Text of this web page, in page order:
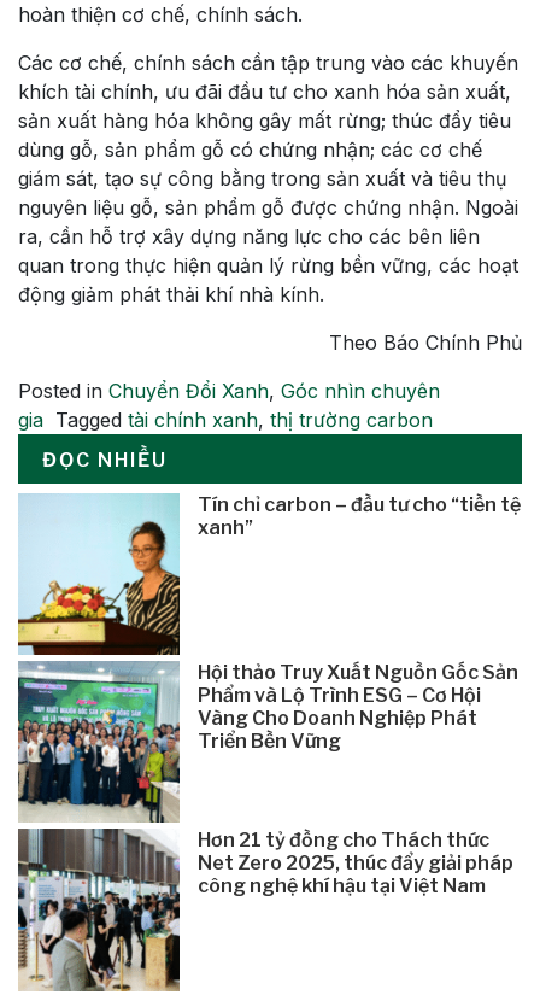
hoàn thiện cơ chế, chính sách.
Các cơ chế, chính sách cần tập trung vào các khuyến
khích tài chính, ưu đãi đầu tư cho xanh hóa sản xuất,
sản xuất hàng hóa không gây mất rừng; thúc đẩy tiêu
dùng gỗ, sản phẩm gỗ có chứng nhận; các cơ chế
giám sát, tạo sự công bằng trong sản xuất và tiêu thụ
nguyên liệu gỗ, sản phẩm gỗ được chứng nhận. Ngoài
ra, cần hỗ trợ xây dựng năng lực cho các bên liên
quan trong thực hiện quản lý rừng bền vững, các hoạt
động giảm phát thải khí nhà kính.
Theo Báo Chính Phủ
Posted in Chuyển Đổi Xanh, Góc nhìn chuyên
gia Tagged tài chính xanh, thị trường carbon
ĐỌC NHIỀU
Tín chỉ carbon – đầu tư cho “tiền tệ
xanh”
Hội thảo Truy Xuất Nguồn Gốc Sản
Phẩm và Lộ Trình ESG – Cơ Hội
Vàng Cho Doanh Nghiệp Phát
Triển Bền Vững
Hơn 21 tỷ đồng cho Thách thức
Net Zero 2025, thúc đẩy giải pháp
công nghệ khí hậu tại Việt Nam